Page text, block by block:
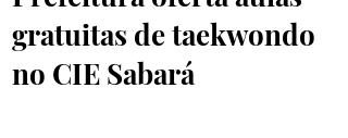
gratuitas de taekwondo
no CIE Sabará